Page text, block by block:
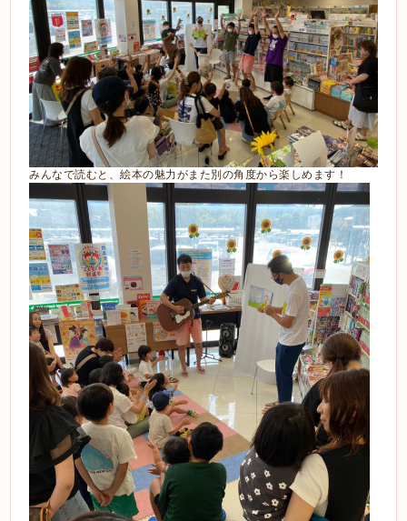
みんなで読むと、絵本の魅力がまた別の角度から楽しめます！